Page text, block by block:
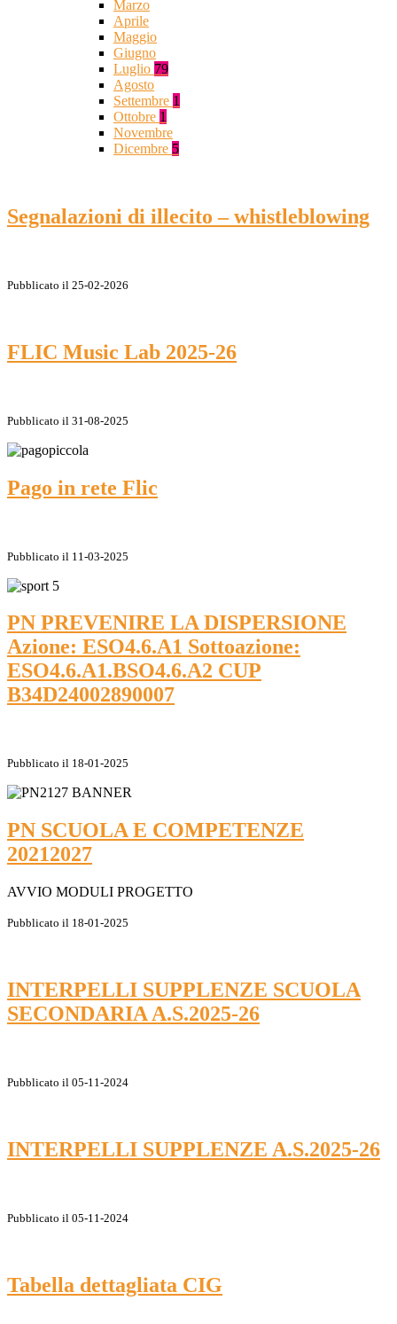
Marzo
Aprile
Maggio
Giugno
Luglio 79
Agosto
Settembre 1
Ottobre 1
Novembre
Dicembre 5
Segnalazioni di illecito – whistleblowing
Pubblicato il 25-02-2026
FLIC Music Lab 2025-26
Pubblicato il 31-08-2025
Pago in rete Flic
Pubblicato il 11-03-2025
PN PREVENIRE LA DISPERSIONE
Azione: ESO4.6.A1 Sottoazione:
ESO4.6.A1.BSO4.6.A2 CUP
B34D24002890007
Pubblicato il 18-01-2025
PN SCUOLA E COMPETENZE
20212027
AVVIO MODULI PROGETTO
Pubblicato il 18-01-2025
INTERPELLI SUPPLENZE SCUOLA
SECONDARIA A.S.2025-26
Pubblicato il 05-11-2024
INTERPELLI SUPPLENZE A.S.2025-26
Pubblicato il 05-11-2024
Tabella dettagliata CIG